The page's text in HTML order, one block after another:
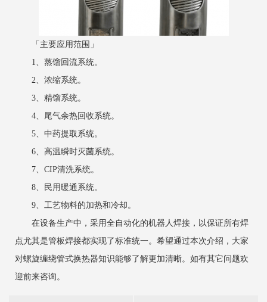
「主要应用范围」
1、蒸馏回流系统。
2、浓缩系统。
3、精馏系统。
4、尾气余热回收系统。
5、中药提取系统。
6、高温瞬时灭菌系统。
7、CIP清洗系统。
8、民用暖通系统。
9、工艺物料的加热和冷却。
在设备生产中，采用全自动化的机器人焊接，以保证所有焊
点尤其是管板焊接都实现了标准统一。希望通过本次介绍，大家
对螺旋缠绕管式换热器知识能够了解更加清晰。如有其它问题欢
迎前来咨询。